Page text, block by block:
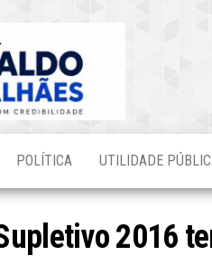
POLÍTICA UTILIDADE
2016